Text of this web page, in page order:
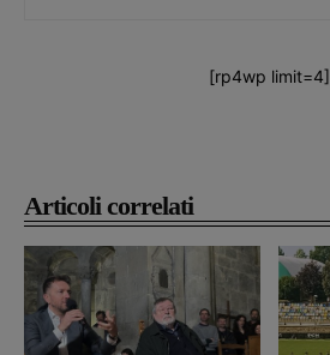
Articoli correlati
[rp4wp limit=4]